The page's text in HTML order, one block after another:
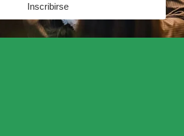
Inscribirse